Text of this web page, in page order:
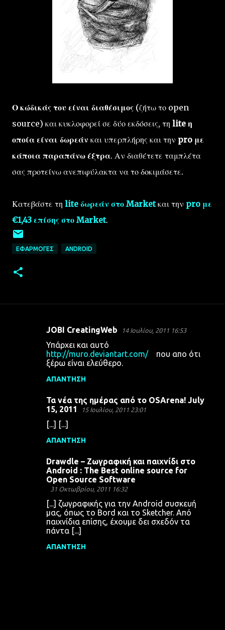
Ο κώδικάς του είναι διαθέσιμος (ζήτω το open
source) και κυκλοφορεί σε δύο εκδόσεις, τη lite η
οποία είναι δωρεάν και υπερπλήρης και την pro με
κάποια παραπάνω έξτρα. Αν διαθέτετε ταμπλέτα
σας προτείνω ανεπιφύλακτα να το δοκιμάσετε.
Κατεβάστε τη lite δωρεάν στο Marketκαι την pro με
€1,43 επίσης στο Market.
ΕΦΑΡΜΟΓΈΣ ANDROID
JOBI CreatingWeb 14 Ιουλίου, 2011 16:53
Υπάρχει και αυτό
http://muro.deviantart.com/
που απο ότι
ξέρω είναι ελεύθερο.
ΑΠΆΝΤΗΣΗ
Τα νέα της ημέρας από το OSArena! July
15, 2011
15 Ιουλίου, 2011 23:01
[...] [...]
ΑΠΆΝΤΗΣΗ
Drawdle – Ζωγραφική και παιχνίδι στο
Android : The Best online source for
Open Source Software
31 Οκτωβρίου, 2011 16:32
[...] ζωγραφικής για την Android συσκευή
μας, όπως το Bord και το Sketcher. Από
παιχνίδια επίσης, έχουμε δει σχεδόν τα
πάντα [...]
ΑΠΆΝΤΗΣΗ